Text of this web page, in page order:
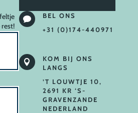

BEL ONS
+31 (0)174-440971

KOM BIJ ONS
LANGS
’T LOUWTJE 10,
2691 KR ‘S-
GRAVENZANDE
NEDERLAND